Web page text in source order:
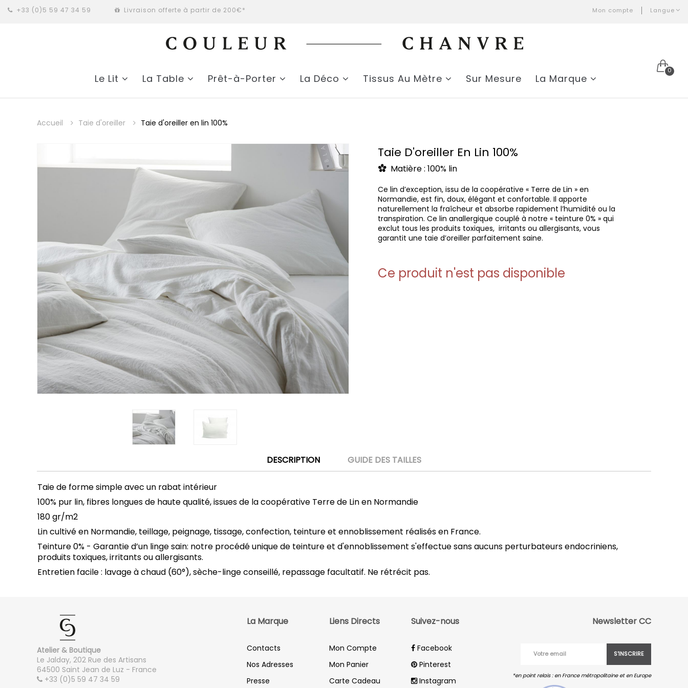
+33 (0)5 59 47 34 59 Livraison offerte à partir de 200€* Langue
Mon compte
0
Le Lit La Table Prêt-à-Porter La Déco Tissus Au Mètre Sur Mesure La Marque
Accueil Taie d'oreiller Taie d'oreiller en lin 100%
Taie D'oreiller En Lin 100%
Matière : 100% lin
Ce lin d’exception, issu de la coopérative « Terre de Lin » en
Normandie, est fin, doux, élégant et confortable. Il apporte
naturellement la fraîcheur et absorbe rapidement l’humidité ou la
transpiration. Ce lin anallergique couplé à notre « teinture 0% » qui
exclut tous les produits toxiques, irritants ou allergisants, vous
garantit une taie d’oreiller parfaitement saine.
Ce produit n'est pas disponible
DESCRIPTION GUIDE DES TAILLES
Taie de forme simple avec un rabat intérieur
100% pur lin, fibres longues de haute qualité, issues de la coopérative Terre de Lin en Normandie
180 gr/m2
Lin cultivé en Normandie, teillage, peignage, tissage, confection, teinture et ennoblissement réalisés en France.
Teinture 0% - Garantie d’un linge sain: notre procédé unique de teinture et d'ennoblissement s'effectue sans aucuns perturbateurs endocriniens,
produits toxiques, irritants ou allergisants.
Entretien facile : lavage à chaud (60°), sèche-linge conseillé, repassage facultatif. Ne rétrécit pas.
Drap housse :
Drap plat :
Lit 2 personnes (140x190)
Housse de couette :200x200 ou 240x220 (selon taille de la couette)
Drap housse :140x190
Atelier & Boutique
Le Jalday, 202 Rue des Artisans
64500 Saint Jean de Luz - France
+33 (0)5 59 47 34 59
La Marque
Contacts
Nos Adresses
Presse
Liens Directs
Mon Compte
Mon Panier
Carte Cadeau
Suivez-nous
Facebook
Pinterest
Instagram
Newsletter CC
S'INSCRIRE
*en point relais : en France métropolitaine et en Europe